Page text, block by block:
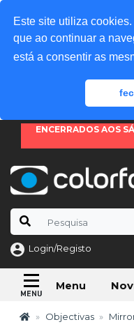
Este site utiliza
que ao continuar a
está a consentir as
ENCERRADOS AOS
Login/Registo
Menu
Objectivas